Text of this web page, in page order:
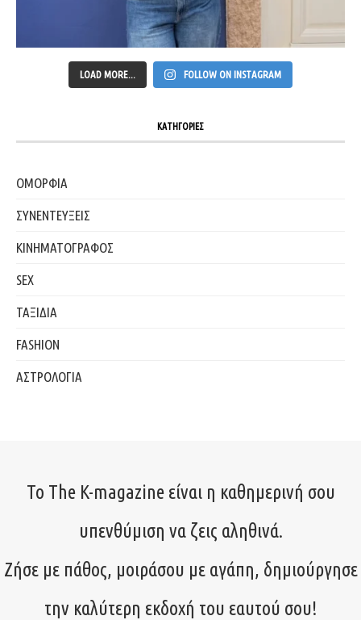
LOAD MORE... FOLLOW ON INSTAGRAM
ΚΑΤΗΓΟΡΙΕΣ
ΟΜΟΡΦΙΑ
ΣΥΝΕΝΤΕΥΞΕΙΣ
ΚΙΝΗΜΑΤΟΓΡΑΦΟΣ
SEX
ΤΑΞΙΔΙΑ
FASHION
ΑΣΤΡΟΛΟΓΙΑ
Το The K-magazine είναι η καθημερινή σου
υπενθύμιση να ζεις αληθινά.
Ζήσε με πάθος, μοιράσου με αγάπη, δημιούργησε
την καλύτερη εκδοχή του εαυτού σου!